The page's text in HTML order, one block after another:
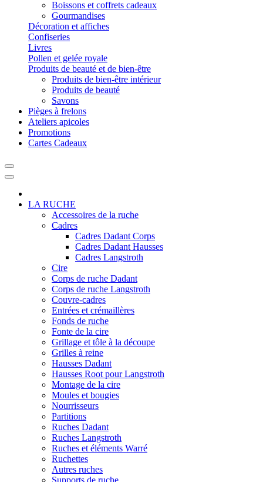
Boissons et coffrets cadeaux
Gourmandises
Décoration et affiches
Confiseries
Livres
Pollen et gelée royale
Produits de beauté et de bien-être
Produits de bien-être intérieur
Produits de beauté
Savons
Pièges à frelons
Ateliers apicoles
Promotions
Cartes Cadeaux
LA RUCHE
Accessoires de la ruche
Cadres
Cadres Dadant Corps
Cadres Dadant Hausses
Cadres Langstroth
Cire
Corps de ruche Dadant
Corps de ruche Langstroth
Couvre-cadres
Entrées et crémaillères
Fonds de ruche
Fonte de la cire
Grillage et tôle à la découpe
Grilles à reine
Hausses Dadant
Hausses Root pour Langstroth
Montage de la cire
Moules et bougies
Nourrisseurs
Partitions
Ruches Dadant
Ruches Langstroth
Ruches et éléments Warré
Ruchettes
Autres ruches
Supports de ruche